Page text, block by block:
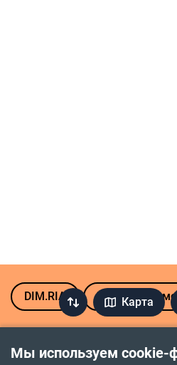
Мы используем cookie-
Карта
DIM.RIA Продажа